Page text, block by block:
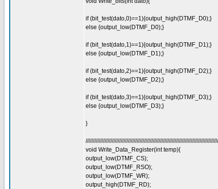
if (bit_test(dato,0)==1){output_high(DTMF_D0);}
else {output_low(DTMF_D0);}
if (bit_test(dato,1)==1){output_high(DTMF_D1);}
else {output_low(DTMF_D1);}
if (bit_test(dato,2)==1){output_high(DTMF_D2);}
else {output_low(DTMF_D2);}
if (bit_test(dato,3)==1){output_high(DTMF_D3);}
else {output_low(DTMF_D3);}
}
void Write_Data_Register(int temp){
output_low(DTMF_CS);
output_low(DTMF_RSO);
output_low(DTMF_WR);
output_high(DTMF_RD);